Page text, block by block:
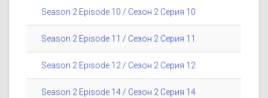
Season 2 Episode 10 / Сезон 2 Серия 10
Season 2 Episode 11 / Сезон 2 Серия 11
Season 2 Episode 12 / Сезон 2 Серия 12
Season 2 Episode 14 / Сезон 2 Серия 14